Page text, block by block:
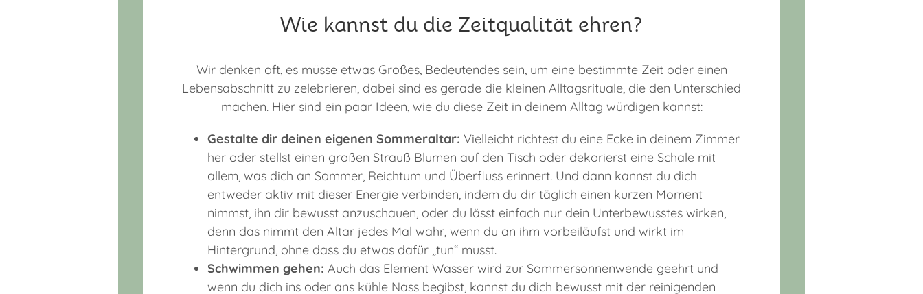
Wie kannst du die Zeitqualität ehren?
Wir denken oft, es müsse etwas Großes, Bedeutendes sein, um eine bestimmte Zeit oder einen
Lebensabschnitt zu zelebrieren, dabei sind es gerade die kleinen Alltagsrituale, die den Unterschied
machen. Hier sind ein paar Ideen, wie du diese Zeit in deinem Alltag würdigen kannst:
Gestalte dir deinen eigenen Sommeraltar: Vielleicht richtest du eine Ecke in deinem Zimmer
her oder stellst einen großen Strauß Blumen auf den Tisch oder dekorierst eine Schale mit
allem, was dich an Sommer, Reichtum und Überfluss erinnert. Und dann kannst du dich
entweder aktiv mit dieser Energie verbinden, indem du dir täglich einen kurzen Moment
nimmst, ihn dir bewusst anzuschauen, oder du lässt einfach nur dein Unterbewusstes wirken,
denn das nimmt den Altar jedes Mal wahr, wenn du an ihm vorbeiläufst und wirkt im
Hintergrund, ohne dass du etwas dafür „tun“ musst.
Schwimmen gehen: Auch das Element Wasser wird zur Sommersonnenwende geehrt und
wenn du dich ins oder ans kühle Nass begibst, kannst du dich bewusst mit der reinigenden